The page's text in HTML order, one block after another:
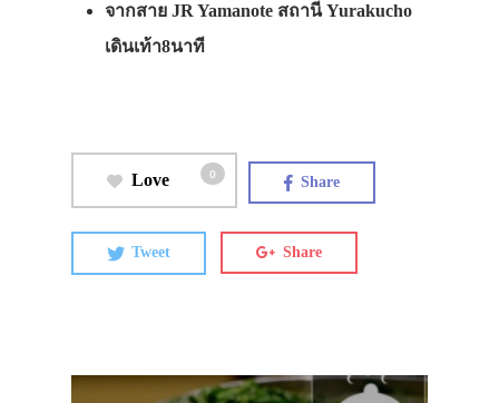
จากสาย JR Yamanote สถานี Yurakucho
เดินเท้า8นาที
Love 0 Share
Tweet Share